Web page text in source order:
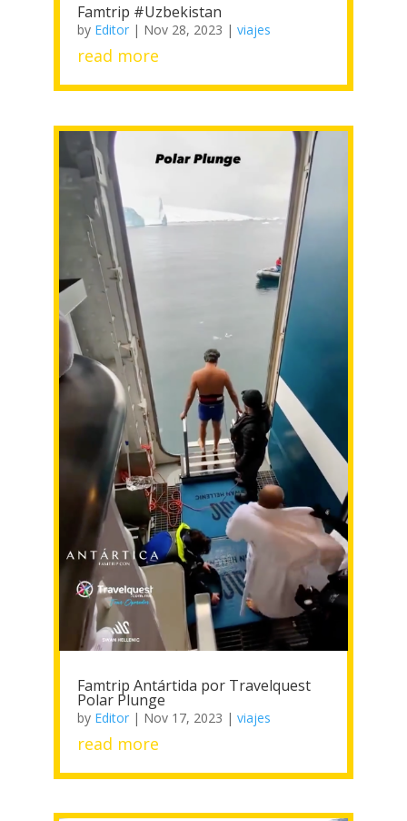
Famtrip #Uzbekistan
by Editor| Nov 28, 2023 | viajes
read more
Famtrip Antártida por Travelquest
Polar Plunge
by Editor| Nov 17, 2023 | viajes
read more